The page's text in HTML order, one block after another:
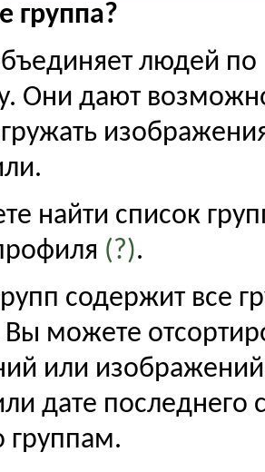
группа?
людей
Они дают
найти список
(?).
содержит все
можете
или
дате
группам.